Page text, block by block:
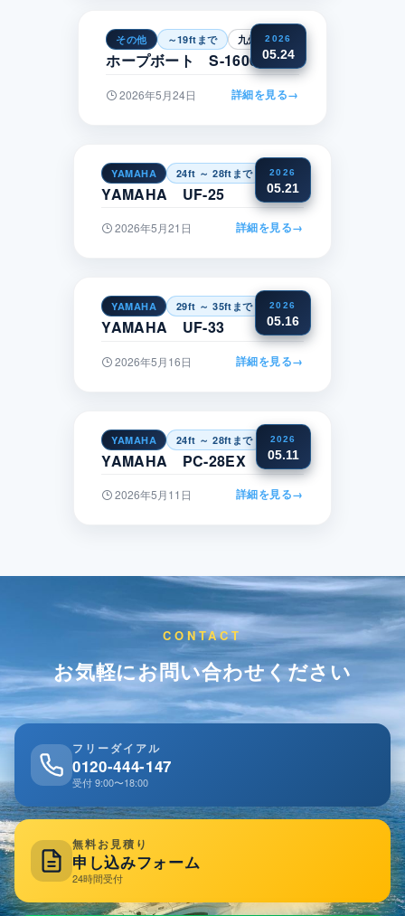
2026
05.24
その他 ～19ftまで 九州・沖縄
ホープボート S-1600CC
2026年5月24日 詳細を見る→
2026
05.21
YAMAHA 24ft ～ 28ftまで 近畿
YAMAHA UF-25
2026年5月21日 詳細を見る→
2026
05.16
YAMAHA 29ft ～ 35ftまで 関東
YAMAHA UF-33
2026年5月16日 詳細を見る→
2026
05.11
YAMAHA 24ft ～ 28ftまで 中部
YAMAHA PC-28EX
2026年5月11日 詳細を見る→
CONTACT
お気軽にお問い合わせください
フリーダイアル
0120-444-147
受付 9:00〜18:00
無料お見積り
申し込みフォーム
24時間受付